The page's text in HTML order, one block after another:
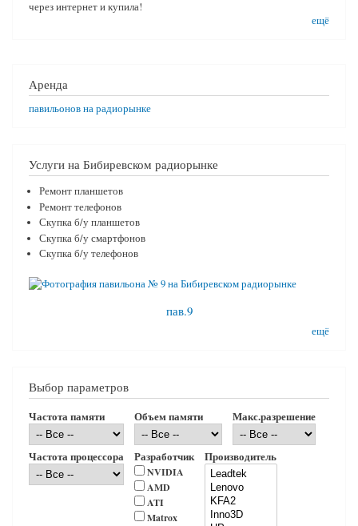
через интернет и купила!
ещё
Аренда
павильонов на радиорынке
Услуги на Бибиревском радиорынке
Ремонт планшетов
Ремонт телефонов
Скупка б/у планшетов
Скупка б/у смартфонов
Скупка б/у телефонов
пав.9
ещё
Выбор параметров
Частота памяти Объем памяти Макс.разрешение
Частота процессора Разработчик
NVIDIA
AMD
ATI
Matrox
Производитель